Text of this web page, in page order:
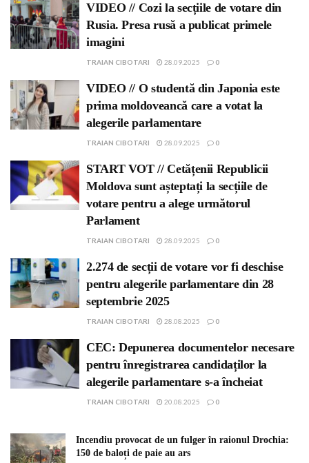
VIDEO // Cozi la secțiile de votare din
Rusia. Presa rusă a publicat primele
imagini
TRAIAN CIBOTARI 28.09.2025 0
VIDEO // O studentă din Japonia este
prima moldoveancă care a votat la
alegerile parlamentare
TRAIAN CIBOTARI 28.09.2025 0
START VOT // Cetățenii Republicii
Moldova sunt așteptați la secțiile de
votare pentru a alege următorul
Parlament
TRAIAN CIBOTARI 28.09.2025 0
2.274 de secții de votare vor fi deschise
pentru alegerile parlamentare din 28
septembrie 2025
TRAIAN CIBOTARI 28.08.2025 0
CEC: Depunerea documentelor necesare
pentru înregistrarea candidaților la
alegerile parlamentare s-a încheiat
TRAIAN CIBOTARI 20.08.2025 0
Incendiu provocat de un fulger în raionul Drochia:
150 de baloți de paie au ars